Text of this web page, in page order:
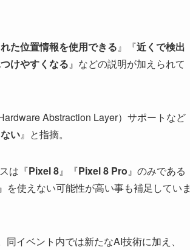
た位置情報を使用できる 』『近くで検出
けやすくなる 』などの説明が加えられて
Abstraction Layer）サポートなど
い』と指摘。
は『Pixel 8』『Pixel 8 Pro 』のみである
』を使えない可能性が高い事も補足していま
同イベント内では新たなAI技術に加え、